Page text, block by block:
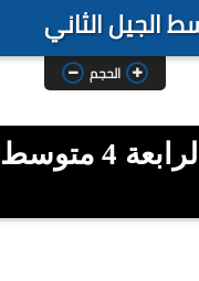
الحجم
تحميل جميع نصوص فهم المنطوق للغة العربية للسنة الرابعة 4 متوسط